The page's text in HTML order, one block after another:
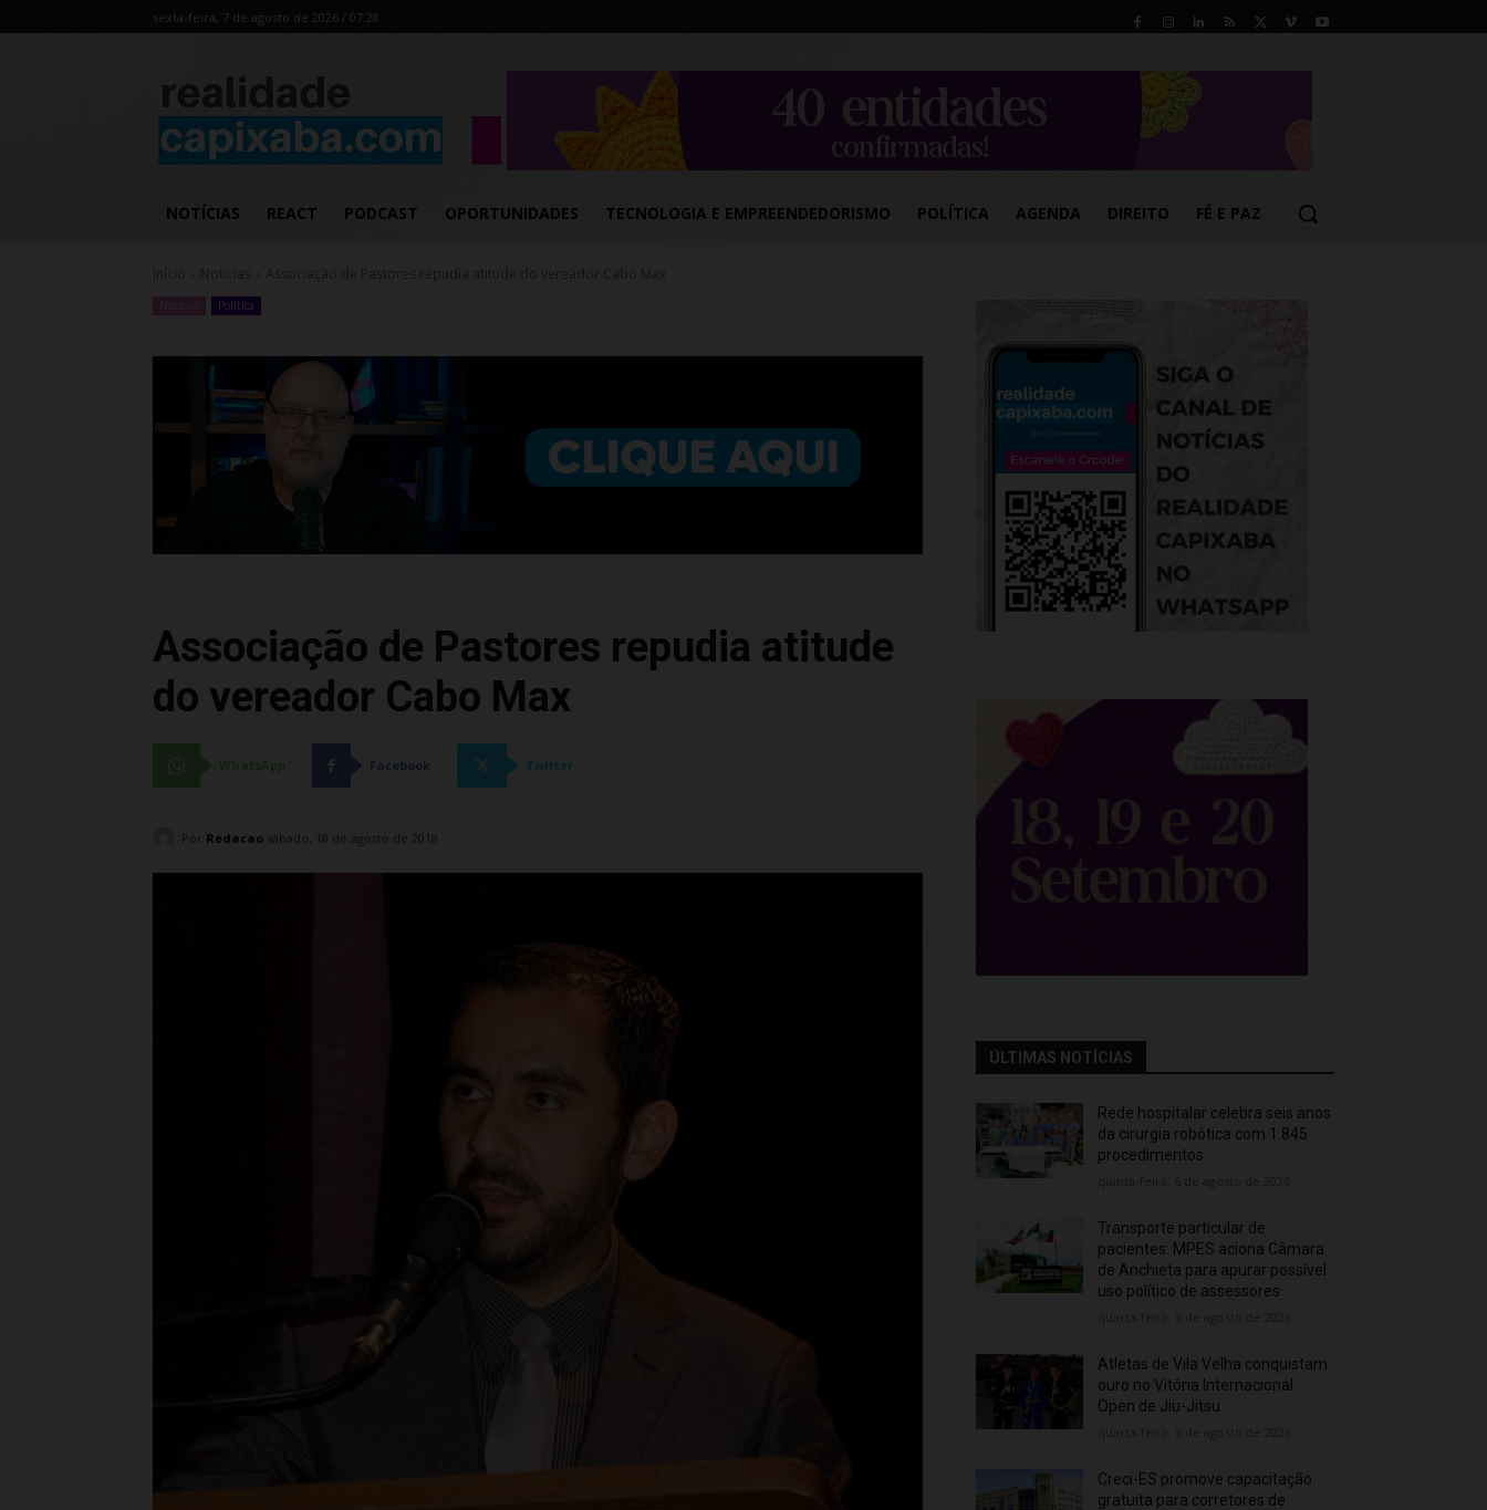
sexta-feira, 7 de agosto de 2026 / 07:28
NOTÍCIAS REACT PODCAST OPORTUNIDADES TECNOLOGIA E EMPREENDEDORISMO POLÍTICA AGENDA DIREITO FÉ E PAZ
Política
Associação de Pastores repudia atitude
do vereador Cabo Max
Facebook Twitter
Por Redacao sábado, 18 de agosto de 2018
ÚLTIMAS NOTÍCIAS
Rede hospitalar celebra seis anos
da cirurgia robótica com 1.845
procedimentos
Transporte particular de
pacientes: MPES aciona Câmara
de Anchieta para apurar possível
uso político de assessores
Atletas de Vila Velha conquistam
ouro no Vitória Internacional
Open de Jiu-Jitsu
Creci-ES promove capacitação
gratuita para corretores de